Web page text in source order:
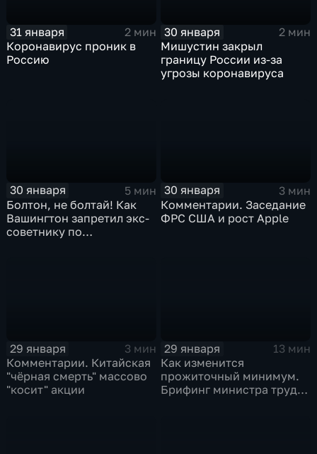
31 января
2 мин
Коронавирус проник в
Россию
30 января
2 мин
Мишустин закрыл
границу России из-за
угрозы коронавируса
30 января
5 мин
Болтон, не болтай! Как
Вашингтон запретил экс-
советнику по
30 января
3 мин
Комментарии. Заседание
ФРС США и рост Apple
29 января
3 мин
Комментарии. Китайская
"чёрная смерть" массово
"косит" акции
29 января
13 мин
Как изменится
прожиточный минимум.
Брифинг министра труда